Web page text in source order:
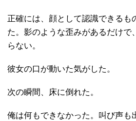
正確には、顔として認識できるも
た。影のような歪みがあるだけで
らない。
彼女の口が動いた気がした。
次の瞬間、床に倒れた。
俺は何もできなかった。叫び声も